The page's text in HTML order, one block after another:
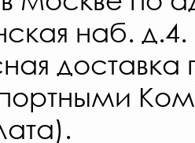
наб. д.4.